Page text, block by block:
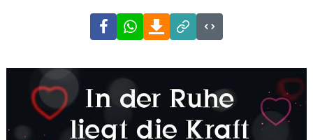
FacebookWhatsAppDownload
Link
Code